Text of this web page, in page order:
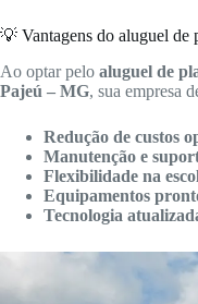
💡 Vantagens do aluguel de
Ao optar pelo aluguel de
Pajeú – MG, sua empresa
Redução de custos
Manutenção e
Flexibilidade na
Equipamentos
Tecnologia